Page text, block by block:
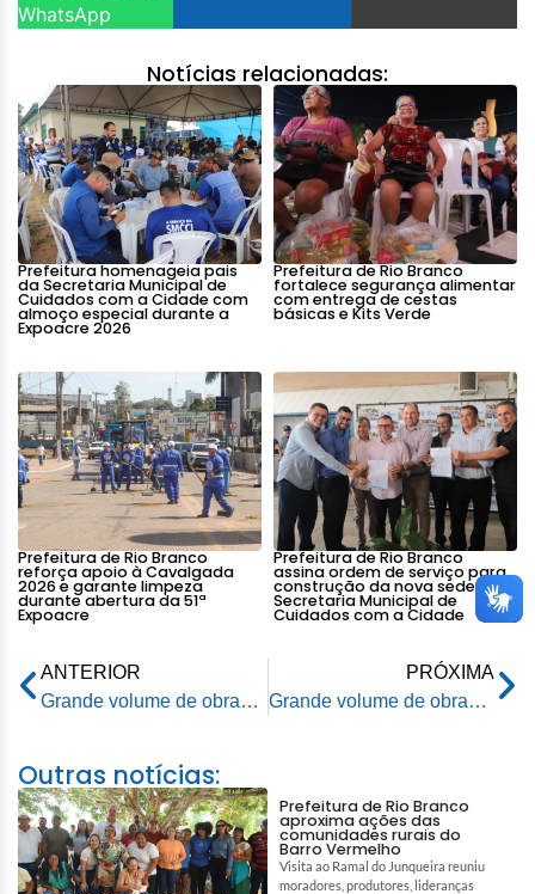
WhatsApp
Notícias relacionadas:
Prefeitura homenageia pais
da Secretaria Municipal de
Cuidados com a Cidade com
almoço especial durante a
Expoacre 2026
Prefeitura de Rio Branco
fortalece segurança alimentar
com entrega de cestas
básicas e Kits Verde
Prefeitura de Rio Branco
reforça apoio à Cavalgada
2026 e garante limpeza
durante abertura da 51ª
Expoacre
Prefeitura de Rio Branco
assina ordem de serviço para
construção da nova sede da
Secretaria Municipal de
Cuidados com a Cidade
ANTERIOR
Grande volume de obras da Prefeitura faz Rio Branco superar média nacional na redução do desemprego, aponta IBGE
PRÓXIMA
Grande volume de obras da Prefeitura faz Rio Branco superar média nacional na redução do desemprego, aponta IBGE
Outras notícias:
Prefeitura de Rio Branco
aproxima ações das
comunidades rurais do
Barro Vermelho
Visita ao Ramal do Junqueira reuniu
moradores, produtores, lideranças